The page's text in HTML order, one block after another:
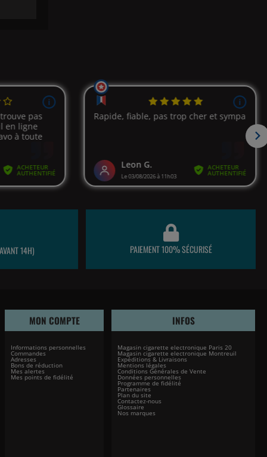
14H) PAIEMENT 100% SÉCURISÉ
MON COMPTE
Informations personnelles
Commandes
Adresses
Bons de réduction
Mes alertes
Mes points de fidélité
INFOS
Magasin cigarette electronique Paris 20
Magasin cigarette electronique Montreuil
Expéditions & Livraisons
Mentions légales
Conditions Générales de Vente
Données personnelles
Programme de fidélité
Partenaires
Plan du site
Contactez-nous
Glossaire
Nos marques